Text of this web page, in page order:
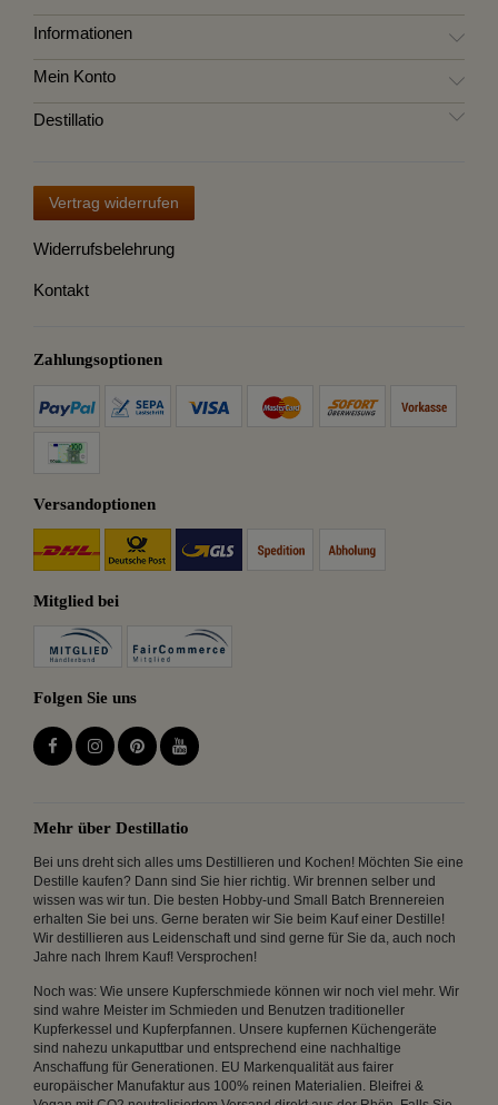
Informationen
Mein Konto
Destillatio
Vertrag widerrufen
Widerrufsbelehrung
Kontakt
Zahlungsoptionen
Versandoptionen
Mitglied bei
Folgen Sie uns
Mehr über Destillatio
Bei uns dreht sich alles ums Destillieren und Kochen! Möchten Sie eine
Destille kaufen? Dann sind Sie hier richtig. Wir brennen selber und
wissen was wir tun. Die besten Hobby-und Small Batch Brennereien
erhalten Sie bei uns. Gerne beraten wir Sie beim Kauf einer Destille!
Wir destillieren aus Leidenschaft und sind gerne für Sie da, auch noch
Jahre nach Ihrem Kauf! Versprochen!
Noch was: Wie unsere Kupferschmiede können wir noch viel mehr. Wir
sind wahre Meister im Schmieden und Benutzen traditioneller
Kupferkessel und Kupferpfannen. Unsere kupfernen Küchengeräte
sind nahezu unkaputtbar und entsprechend eine nachhaltige
Anschaffung für Generationen. EU Markenqualität aus fairer
europäischer Manufaktur aus 100% reinen Materialien. Bleifrei &